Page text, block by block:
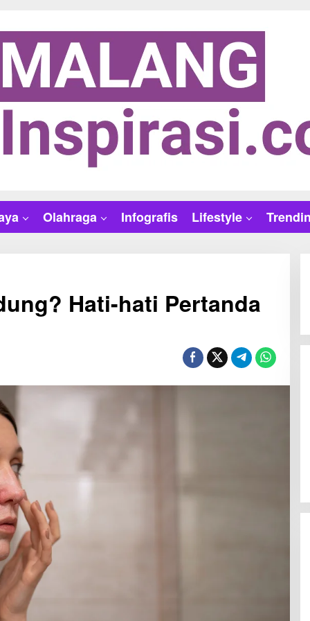
Olahraga Infografis Lifestyle
Hati-hati Pertanda